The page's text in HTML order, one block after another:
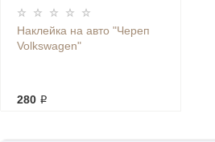
Наклейка на авто "Череп
Volkswagen"
280 ₽